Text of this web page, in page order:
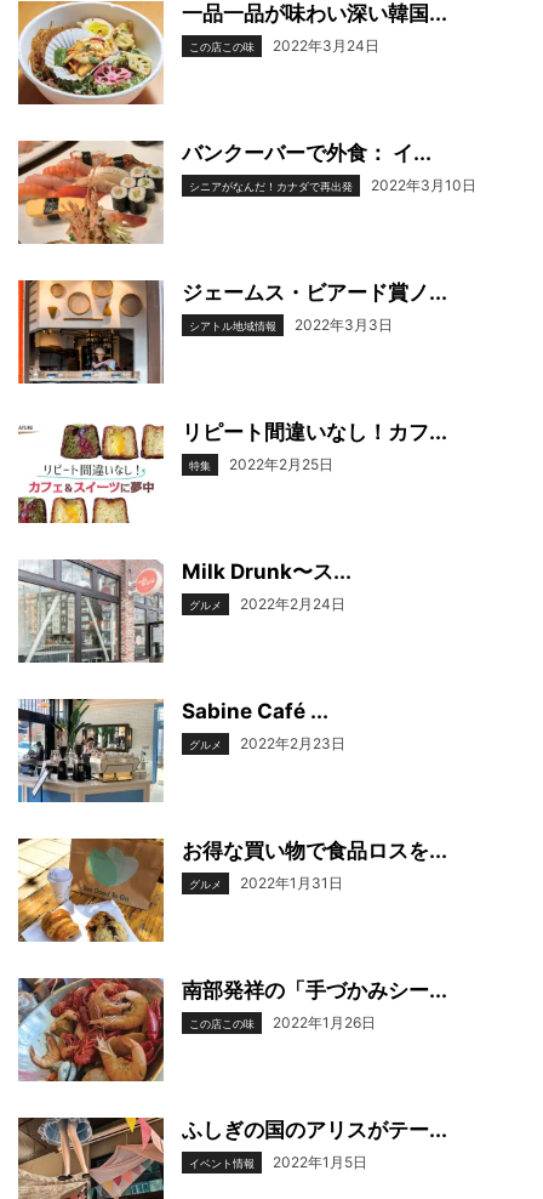
一品一品が味わい深い韓国...
この店この味 2022年3月24日
バンクーバーで外食： イ...
シニアがなんだ！カナダで再出発 2022年3月10日
ジェームス・ビアード賞ノ...
シアトル地域情報 2022年3月3日
リピート間違いなし！カフ...
特集 2022年2月25日
Milk Drunk〜ス...
グルメ 2022年2月24日
Sabine Café ...
グルメ 2022年2月23日
お得な買い物で食品ロスを...
グルメ 2022年1月31日
南部発祥の「手づかみシー...
この店この味 2022年1月26日
ふしぎの国のアリスがテー...
イベント情報 2022年1月5日